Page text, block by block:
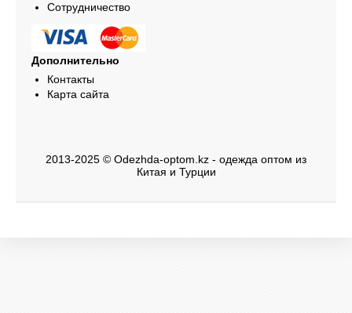
Сотрудничество
Дополнительно
Контакты
Карта сайта
2013-2025 © Odezhda-optom.kz - одежда оптом из
Китая и Турции